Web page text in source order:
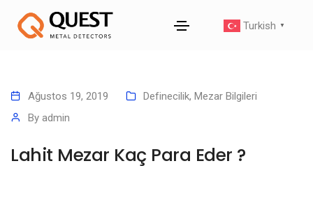
Turkish ▼
Ağustos 19, 2019 Definecilik, Mezar Bilgileri
By admin
Lahit Mezar Kaç Para Eder ?